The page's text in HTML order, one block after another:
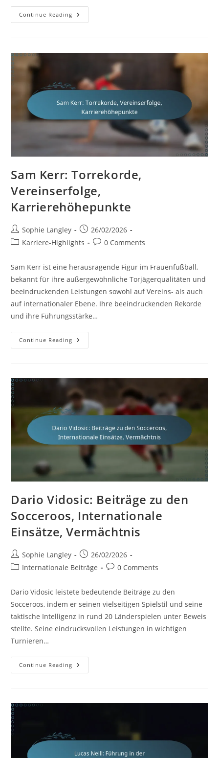
Continue Reading Sam
Kerr:
Nationalmannschaft,
Internationale
Vermächtnis
Sam Kerr: Torrekorde,
Vereinserfolge,
Karrierehöhepunkte
Post
author:
Sophie Langley
Post
published:
26/02/2026
PostKarriere-Highlights
Post0 Comments
Sam Kerr ist eine herausragende Figur im Frauenfußball,
bekannt für ihre außergewöhnliche Torjägerqualitäten und
beeindruckenden Leistungen sowohl auf Vereins- als auch
auf internationaler Ebene. Ihre beeindruckenden Rekorde
und ihre Führungsstärke…
Continue Reading Sam
Kerr:
Dario Vidosic: Beiträge zu den
Socceroos, Internationale
Einsätze, Vermächtnis
Post
author:
Sophie Langley
Post
published:
26/02/2026
PostInternationale Beiträge
Post0 Comments
Dario Vidosic leistete bedeutende Beiträge zu den
Socceroos, indem er seinen vielseitigen Spielstil und seine
taktische Intelligenz in rund 20 Länderspielen unter Beweis
stellte. Seine eindrucksvollen Leistungen in wichtigen
Turnieren…
Continue Reading Dario
Vidosic:
Internationale